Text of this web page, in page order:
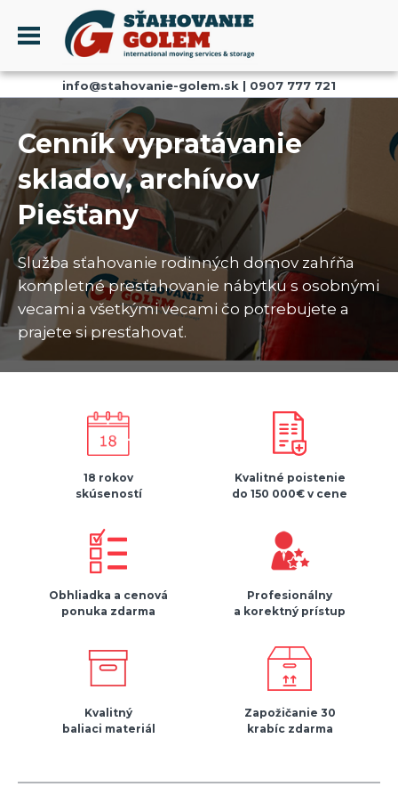
Menu
PROFIL
SŤAHOVANIE - SŤAHOVACIE SLUŽBY
DOPRAVA - DOPRAVNÉ SLUŽBY
AKCIE A ZĽAVY
SKLADOVANIE
REFERENCIE
CENNÍK
KONTAKT
info@stahovanie-golem.sk | 0907 777 721
Cenník vypratávanie
skladov, archívov
Piešťany
Služba sťahovanie rodinných domov zahŕňa
kompletné presťahovanie nábytku s osobnými
vecami a všetkými vecami čo potrebujete a
prajete si presťahovať.
18 rokov
skúseností
Kvalitné poistenie
do 150 000€ v cene
Obhliadka a cenová
ponuka zdarma
Profesionálny
a korektný prístup
Kvalitný
baliaci materiál
Zapožičanie 30
krabíc zdarma